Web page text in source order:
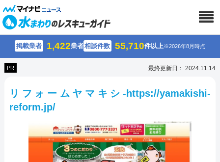
掲載業者 1,422業者相談件数 55,710件以上※2026年8月時点
PR 最終更新日： 2024.11.14
リフォームヤマキシ-https://yamakishi-
reform.jp/